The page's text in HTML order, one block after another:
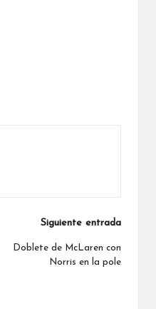
Siguiente entrada
Doblete de McLaren con
Norris en la pole